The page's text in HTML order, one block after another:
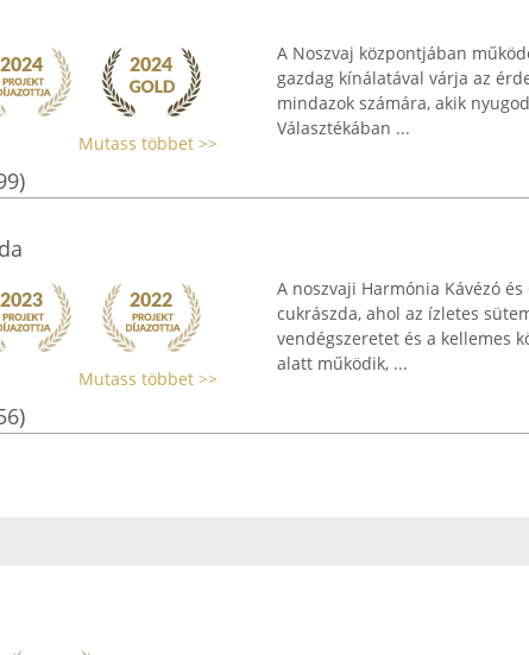
Mutass többet >>
A Noszvaj központjában
gazdag kínálatával várja az
mindazok számára, akik
Választékában ...
Mutass többet >>
A noszvaji Harmónia Kávézó
cukrászda, ahol az ízletes
vendégszeretet és a kellemes
alatt működik, ...